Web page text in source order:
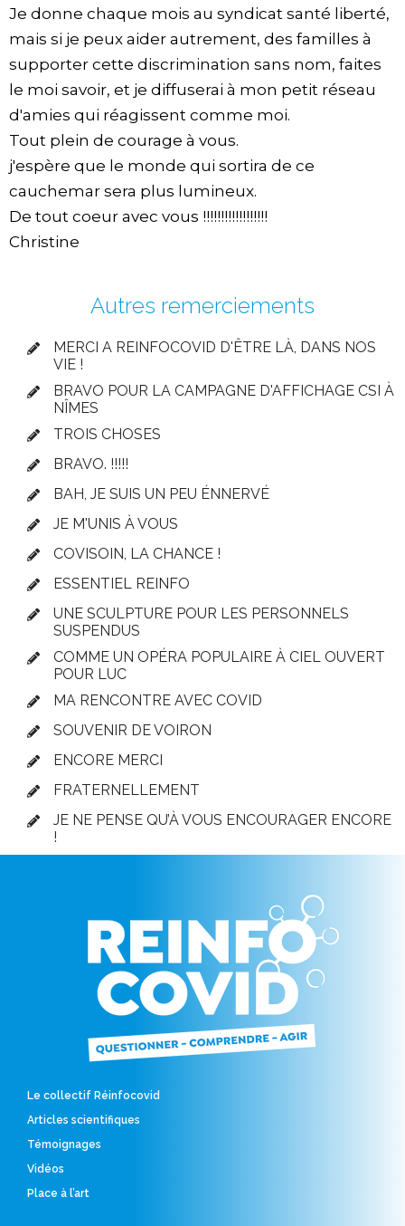
Je donne chaque mois au syndicat santé liberté,
mais si je peux aider autrement, des familles à
supporter cette discrimination sans nom, faites
le moi savoir, et je diffuserai à mon petit réseau
d'amies qui réagissent comme moi.
Tout plein de courage à vous.
j'espère que le monde qui sortira de ce
cauchemar sera plus lumineux.
De tout coeur avec vous !!!!!!!!!!!!!!!!!!
Christine
Autres remerciements
MERCI A REINFOCOVID D'ÊTRE LÀ, DANS NOS
VIE !
BRAVO POUR LA CAMPAGNE D'AFFICHAGE CSI À
NÎMES
TROIS CHOSES
BRAVO. !!!!!
BAH, JE SUIS UN PEU ÉNNERVÉ
JE M'UNIS À VOUS
COVISOIN, LA CHANCE !
ESSENTIEL REINFO
UNE SCULPTURE POUR LES PERSONNELS
SUSPENDUS
COMME UN OPÉRA POPULAIRE À CIEL OUVERT
POUR LUC
MA RENCONTRE AVEC COVID
SOUVENIR DE VOIRON
ENCORE MERCI
FRATERNELLEMENT
JE NE PENSE QU’À VOUS ENCOURAGER ENCORE
!
Le collectif Réinfocovid
Articles scientifiques
Témoignages
Vidéos
Place à l’art